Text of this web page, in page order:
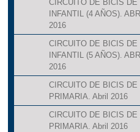
CIRCUITO DE BICIS DE
INFANTIL (4 AÑOS).
2016
CIRCUITO DE BICIS DE
INFANTIL (5 AÑOS).
2016
CIRCUITO DE BICIS DE
PRIMARIA. Abril 2016
CIRCUITO DE BICIS DE
PRIMARIA. Abril 2016